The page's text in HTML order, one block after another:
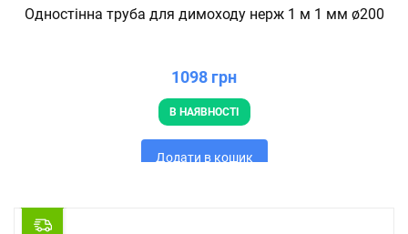
Одностінна труба для димоходу нерж 1 м 1 мм ø200
1098 грн
В НАЯВНОСТІ
Додати в кошик